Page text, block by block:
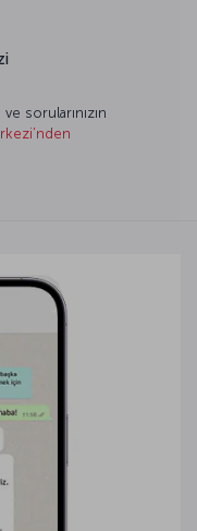
sorularınızın